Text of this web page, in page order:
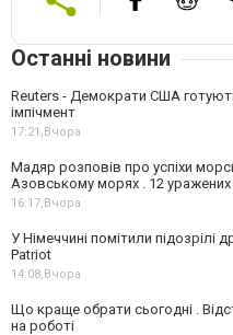
Останні новини
Reuters - Демократи США
імпічмент
17:21,Вчора
Мадяр розповів про успіхи
Азовському морях . 12
16:17,Вчора
У Німеччині помітили
Patriot
14:08,Вчора
Що краще обрати сьогодні .
на роботі